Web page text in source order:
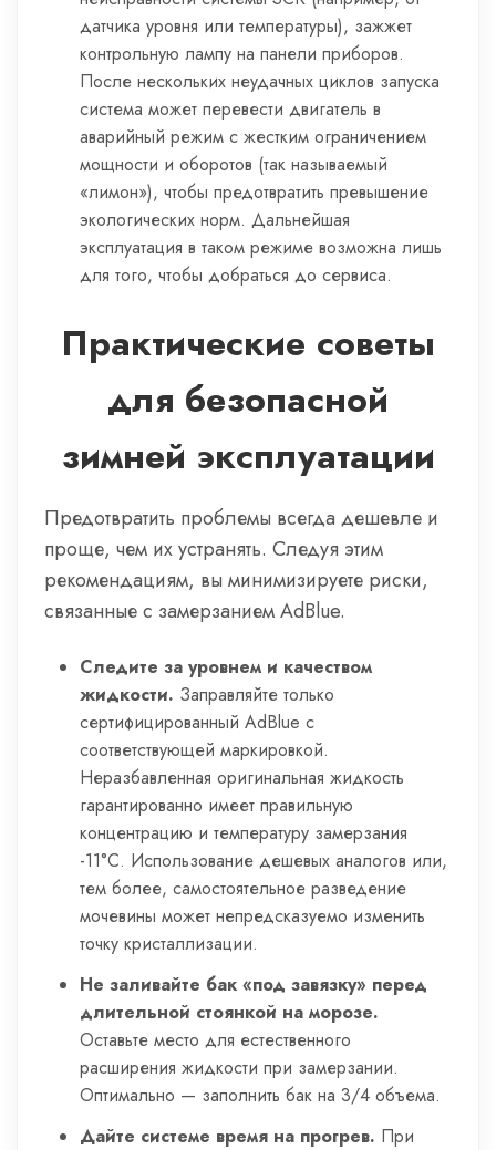
датчика уровня или температуры), зажжет
контрольную лампу на панели приборов.
После нескольких неудачных циклов запуска
система может перевести двигатель в
аварийный режим с жестким ограничением
мощности и оборотов (так называемый
«лимон»), чтобы предотвратить превышение
экологических норм. Дальнейшая
эксплуатация в таком режиме возможна лишь
для того, чтобы добраться до сервиса.
Практические советы
для безопасной
зимней эксплуатации
Предотвратить проблемы всегда дешевле и
проще, чем их устранять. Следуя этим
рекомендациям, вы минимизируете риски,
связанные с замерзанием AdBlue.
Следите за уровнем и качеством
жидкости. Заправляйте только
сертифицированный AdBlue с
соответствующей маркировкой.
Неразбавленная оригинальная жидкость
гарантированно имеет правильную
концентрацию и температуру замерзания
-11°C. Использование дешевых аналогов или,
тем более, самостоятельное разведение
мочевины может непредсказуемо изменить
точку кристаллизации.
Не заливайте бак «под завязку» перед
длительной стоянкой на морозе.
Оставьте место для естественного
расширения жидкости при замерзании.
Оптимально — заполнить бак на 3/4 объема.
Дайте системе время на прогрев. При